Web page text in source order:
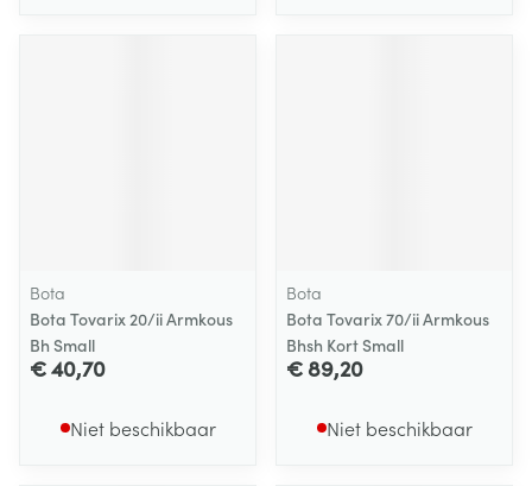
Bota
Bota Tovarix 20/ii Armkous
Bh Small
€ 40,70
Niet beschikbaar
Bota
Bota Tovarix 70/ii Armkous
Bhsh Kort Small
€ 89,20
Niet beschikbaar